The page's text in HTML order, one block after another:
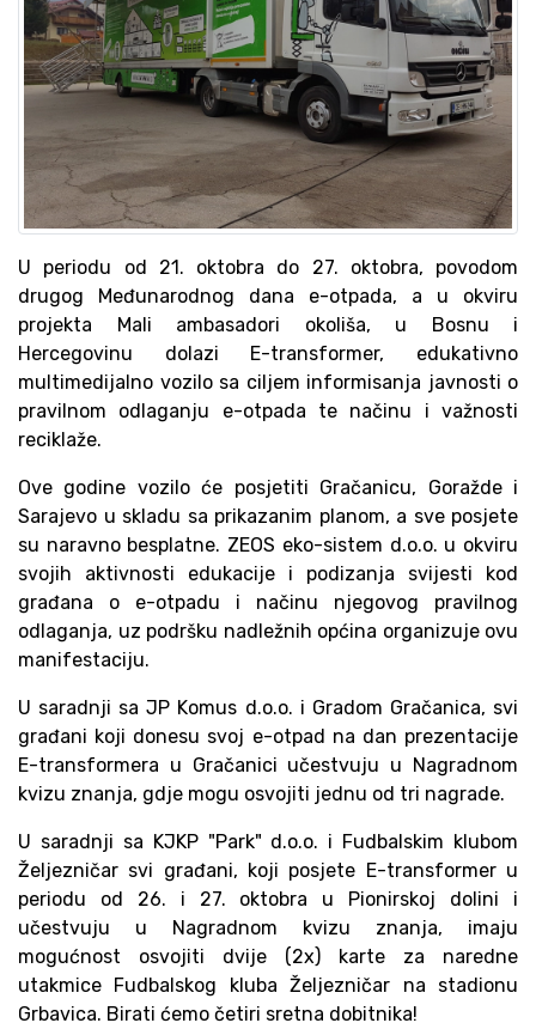
U periodu od 21. oktobra do 27. oktobra, povodom
drugog Međunarodnog dana e-otpada, a u okviru
projekta Mali ambasadori okoliša, u Bosnu i
Hercegovinu dolazi E-transformer, edukativno
multimedijalno vozilo sa ciljem informisanja javnosti o
pravilnom odlaganju e-otpada te načinu i važnosti
reciklaže.
Ove godine vozilo će posjetiti Gračanicu, Goražde i
Sarajevo u skladu sa prikazanim planom, a sve posjete
su naravno besplatne. ZEOS eko-sistem d.o.o. u okviru
svojih aktivnosti edukacije i podizanja svijesti kod
građana o e-otpadu i načinu njegovog pravilnog
odlaganja, uz podršku nadležnih općina organizuje ovu
manifestaciju.
U saradnji sa JP Komus d.o.o. i Gradom Gračanica, svi
građani koji donesu svoj e-otpad na dan prezentacije
E-transformera u Gračanici učestvuju u Nagradnom
kvizu znanja, gdje mogu osvojiti jednu od tri nagrade.
U saradnji sa KJKP "Park" d.o.o. i Fudbalskim klubom
Željezničar svi građani, koji posjete E-transformer u
periodu od 26. i 27. oktobra u Pionirskoj dolini i
učestvuju u Nagradnom kvizu znanja, imaju
mogućnost osvojiti dvije (2x) karte za naredne
utakmice Fudbalskog kluba Željezničar na stadionu
Grbavica. Birati ćemo četiri sretna dobitnika!